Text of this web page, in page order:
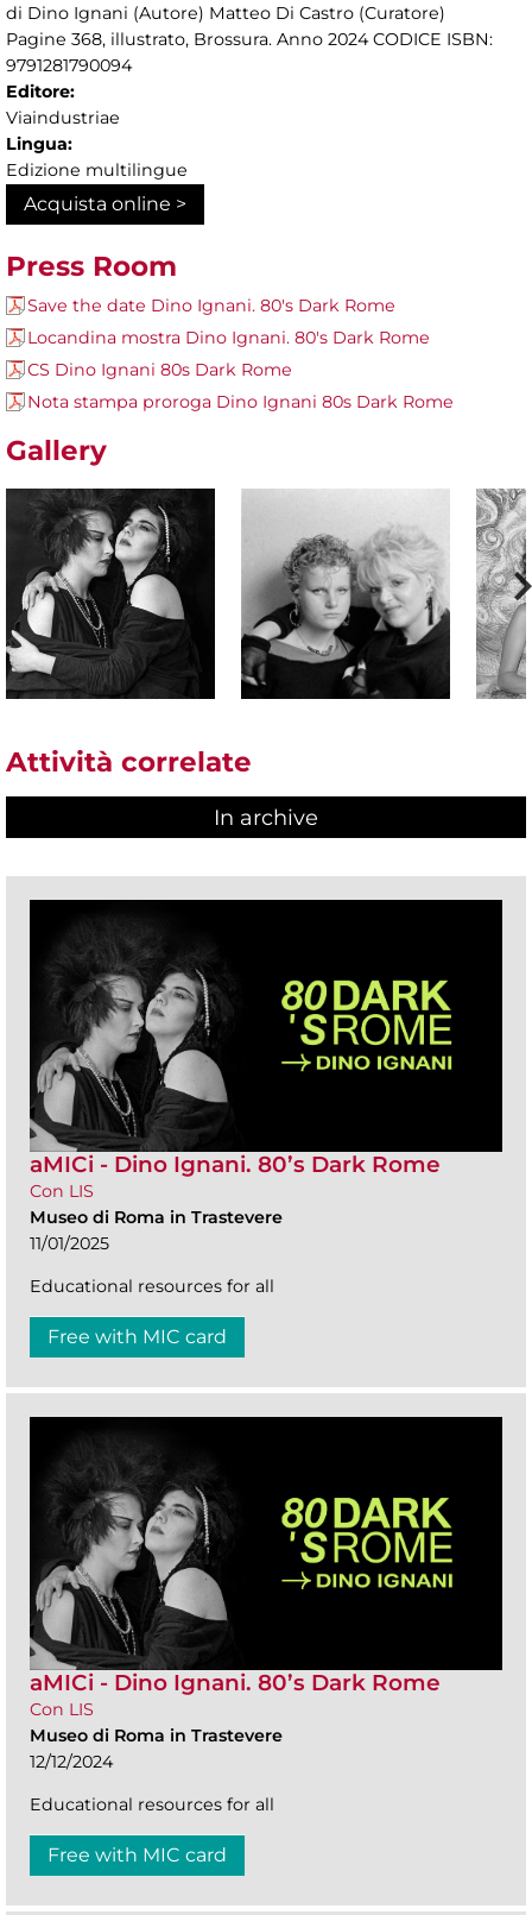
di Dino Ignani (Autore) Matteo Di Castro (Curatore)
Pagine 368, illustrato, Brossura. Anno 2024 CODICE ISBN:
9791281790094
Editore:
Viaindustriae
Lingua:
Edizione multilingue
Acquista online >
Press Room
Save the date Dino Ignani. 80's Dark Rome
Locandina mostra Dino Ignani. 80's Dark Rome
CS Dino Ignani 80s Dark Rome
Nota stampa proroga Dino Ignani 80s Dark Rome
Gallery
Attività correlate
In archive
aMICi - Dino Ignani. 80’s Dark Rome
Con LIS
Museo di Roma in Trastevere
11/01/2025
Educational resources for all
Free with MIC card
aMICi - Dino Ignani. 80’s Dark Rome
Con LIS
Museo di Roma in Trastevere
12/12/2024
Educational resources for all
Free with MIC card